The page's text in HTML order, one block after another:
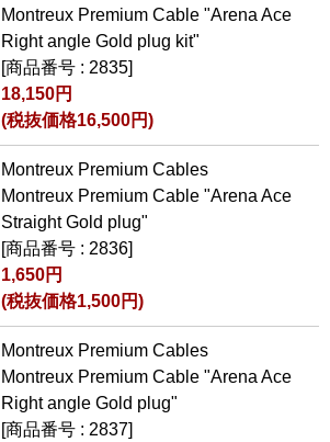
Montreux Premium Cable "Arena Ace
Right angle Gold plug kit"
[商品番号 : 2835]
18,150円
(税抜価格16,500円)
Montreux Premium Cables
Montreux Premium Cable "Arena Ace
Straight Gold plug"
[商品番号 : 2836]
1,650円
(税抜価格1,500円)
Montreux Premium Cables
Montreux Premium Cable "Arena Ace
Right angle Gold plug"
[商品番号 : 2837]